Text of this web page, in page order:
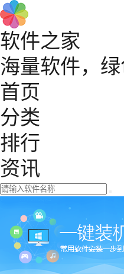
软件之家
海量软件，
首页
分类
排行
资讯